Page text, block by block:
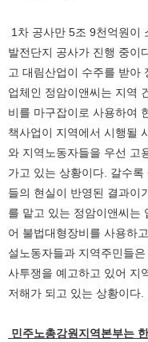
1차 공사만 5조 9천억원이
발전단지 공사가 진행 중이
고 대림산업이 수주를 받아
업체인 정암이앤씨는 지역
비를 마구잡이로 사용하여
책사업이 지역에서 시행될
와 지역노동자들을 우선 고
가고 있는 상황이다. 갈수
들의 현실이 반영된 결과이
를 맡고 있는 정암이앤씨는
어 불법대형장비를 사용하
설노동자들과 지역주민들
사투쟁을 예고하고 있어 지
저해가 되고 있는 상황이다.
민주노총강원지역본부는